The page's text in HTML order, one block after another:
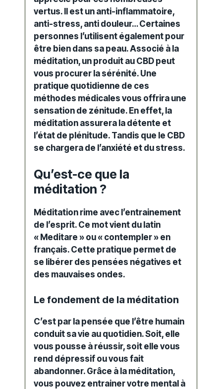
vertus. Il est un anti-inflammatoire,
anti-stress, anti douleur… Certaines
personnes l’utilisent également pour
être bien dans sa peau. Associé à la
méditation, un produit au CBD peut
vous procurer la sérénité. Une
pratique quotidienne de ces
méthodes médicales vous offrira une
sensation de zénitude. En effet, la
méditation assurera la détente et
l’état de plénitude. Tandis que le CBD
se chargera de l’anxiété et du stress.
Qu’est-ce que la
méditation ?
Méditation rime avec l’entrainement
de l’esprit. Ce mot vient du latin
« Meditare » ou « contempler » en
français. Cette pratique permet de
se libérer des pensées négatives et
des mauvaises ondes.
Le fondement de la méditation
C’est par la pensée que l’être humain
conduit sa vie au quotidien. Soit, elle
vous pousse à réussir, soit elle vous
rend dépressif ou vous fait
abandonner. Grâce à la méditation,
vous pouvez entrainer votre mental à